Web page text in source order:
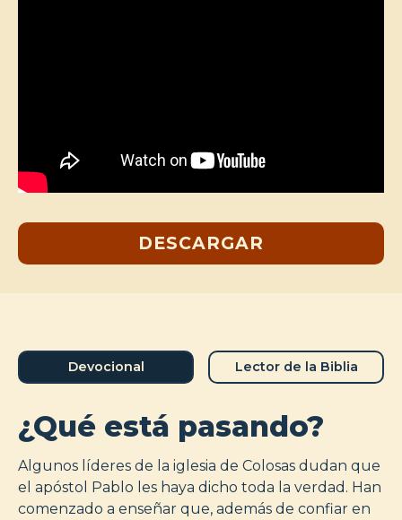
DESCARGAR
Devocional Lector de la Biblia
¿Qué está pasando?
Algunos líderes de la iglesia de Colosas dudan que
el apóstol Pablo les haya dicho toda la verdad. Han
comenzado a enseñar que, además de confiar en